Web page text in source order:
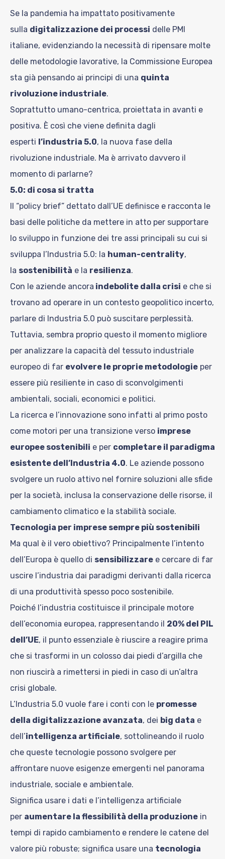
Se la pandemia ha impattato positivamente
sulla digitalizzazione dei processi delle PMI
italiane, evidenziando la necessità di ripensare molte
delle metodologie lavorative, la Commissione Europea
sta già pensando ai principi di una quinta
rivoluzione industriale.
Soprattutto umano-centrica, proiettata in avanti e
positiva. È così che viene definita dagli
esperti l’industria 5.0, la nuova fase della
rivoluzione industriale. Ma è arrivato davvero il
momento di parlarne?
5.0: di cosa si tratta
Il “policy brief” dettato dall’UE definisce e racconta le
basi delle politiche da mettere in atto per supportare
lo sviluppo in funzione dei tre assi principali su cui si
sviluppa l’Industria 5.0: la human-centrality,
la sostenibilità e la resilienza.
Con le aziende ancora indebolite dalla crisi e che si
trovano ad operare in un contesto geopolitico incerto,
parlare di Industria 5.0 può suscitare perplessità.
Tuttavia, sembra proprio questo il momento migliore
per analizzare la capacità del tessuto industriale
europeo di far evolvere le proprie metodologie per
essere più resiliente in caso di sconvolgimenti
ambientali, sociali, economici e politici.
La ricerca e l’innovazione sono infatti al primo posto
come motori per una transizione verso imprese
europee sostenibili e per completare il paradigma
esistente dell’Industria 4.0. Le aziende possono
svolgere un ruolo attivo nel fornire soluzioni alle sfide
per la società, inclusa la conservazione delle risorse, il
cambiamento climatico e la stabilità sociale.
Tecnologia per imprese sempre più sostenibili
Ma qual è il vero obiettivo? Principalmente l’intento
dell’Europa è quello di sensibilizzare e cercare di far
uscire l’industria dai paradigmi derivanti dalla ricerca
di una produttività spesso poco sostenibile.
Poiché l’industria costituisce il principale motore
dell’economia europea, rappresentando il 20% del PIL
dell’UE, il punto essenziale è riuscire a reagire prima
che si trasformi in un colosso dai piedi d’argilla che
non riuscirà a rimettersi in piedi in caso di un’altra
crisi globale.
L’Industria 5.0 vuole fare i conti con le promesse
della digitalizzazione avanzata, dei big data e
dell’intelligenza artificiale, sottolineando il ruolo
che queste tecnologie possono svolgere per
affrontare nuove esigenze emergenti nel panorama
industriale, sociale e ambientale.
Significa usare i dati e l’intelligenza artificiale
per aumentare la flessibilità della produzione in
tempi di rapido cambiamento e rendere le catene del
valore più robuste; significa usare una tecnologia